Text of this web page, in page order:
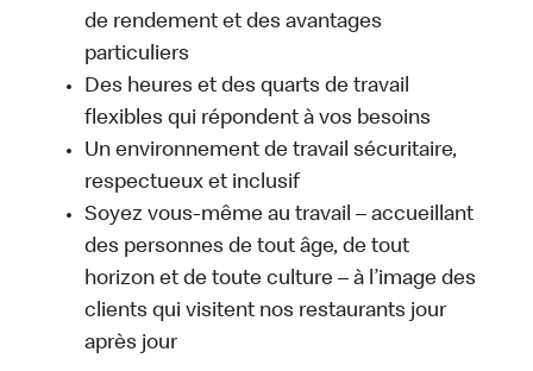
de rendement et des avantages
particuliers
Des heures et des quarts de travail
flexibles qui répondent à vos besoins
Un environnement de travail sécuritaire,
respectueux et inclusif
Soyez vous-même au travail – accueillant
des personnes de tout âge, de tout
horizon et de toute culture – à l’image des
clients qui visitent nos restaurants jour
après jour